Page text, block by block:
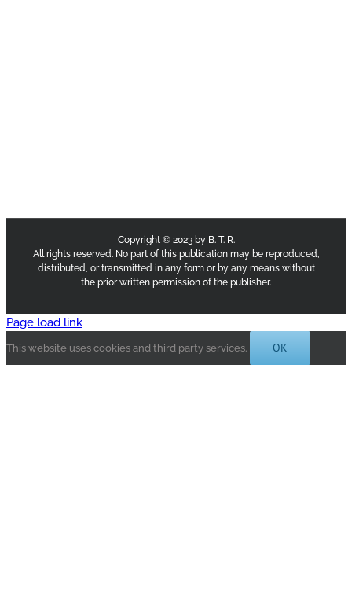
Copyright © 2023 by B. T. R.
All rights reserved. No part of this publication may be reproduced,
distributed, or transmitted in any form or by any means without
the prior written permission of the publisher.
Page load link
This website uses cookies and third party services. OK